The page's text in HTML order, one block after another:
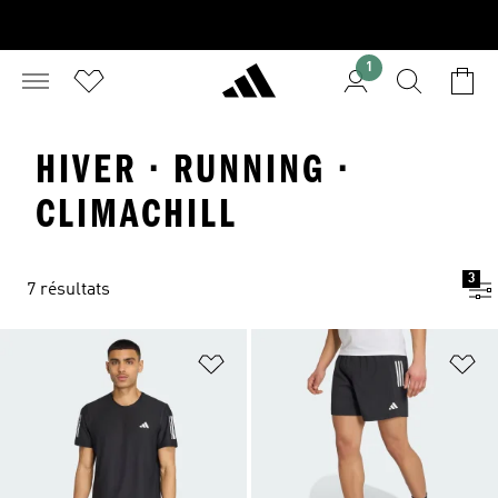
1
HIVER · RUNNING ·
CLIMACHILL
7 résultats
3
Ajouter à la Liste de produits